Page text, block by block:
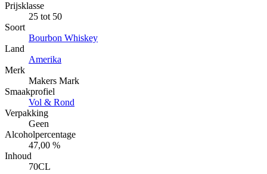
Prijsklasse
25 tot 50
Soort
Bourbon Whiskey
Land
Amerika
Merk
Makers Mark
Smaakprofiel
Vol & Rond
Verpakking
Geen
Alcoholpercentage
47,00 %
Inhoud
70CL